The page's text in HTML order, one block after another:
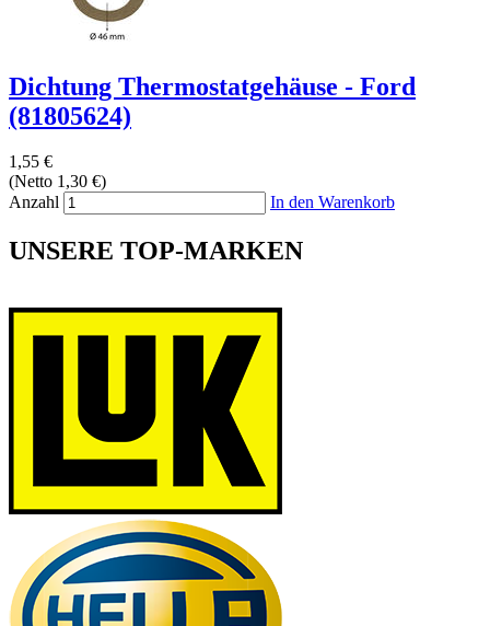
Dichtung Thermostatgehäuse - Ford
(81805624)
1,55 €
(Netto 1,30 €)
Anzahl
In den Warenkorb
UNSERE TOP-MARKEN